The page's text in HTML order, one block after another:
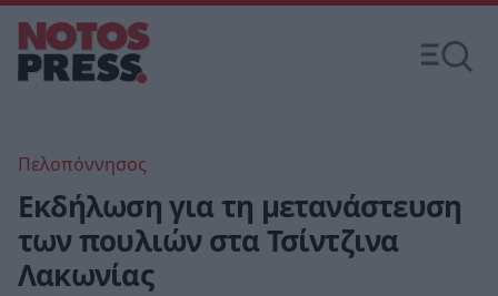
Πελοπόννησος
Εκδήλωση για τη μετανάστευση
των πουλιών στα Τσίντζινα
Λακωνίας